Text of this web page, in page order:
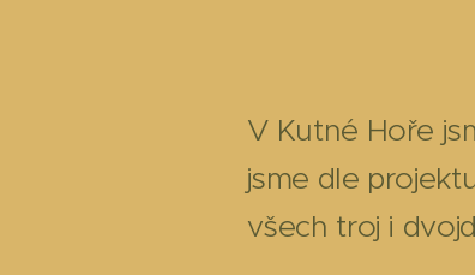
V Kutné Hoře
jsme dle
všech troj i